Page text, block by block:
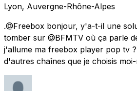
Lyon, Auvergne-Rhône-Alpes
.@Freebox bonjour, y'a-t-il une
tomber sur @BFMTV où ça parle
j'allume ma freebox player pop tv
d'autres chaînes que je choisis